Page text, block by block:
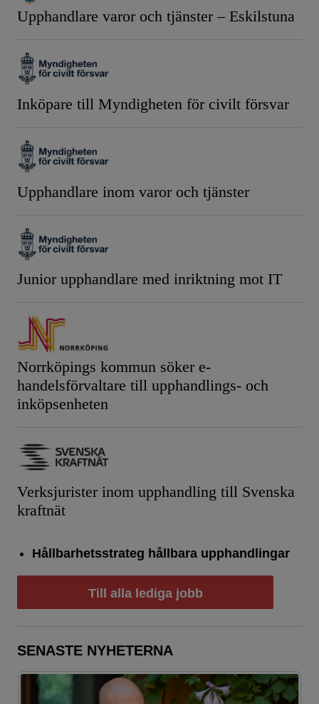
Upphandlare varor och tjänster – Eskilstuna
Inköpare till Myndigheten för civilt försvar
Upphandlare inom varor och tjänster
Junior upphandlare med inriktning mot IT
Norrköpings kommun söker e-
handelsförvaltare till upphandlings- och
inköpsenheten
Verksjurister inom upphandling till Svenska
kraftnät
Hållbarhetsstrateg hållbara upphandlingar
Till alla lediga jobb
SENASTE NYHETERNA